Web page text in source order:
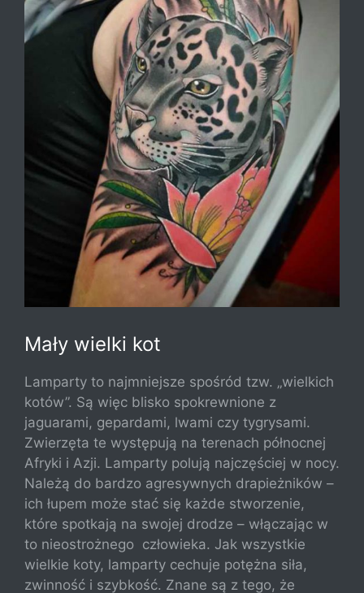
Mały wielki kot
Lamparty to najmniejsze spośród tzw. „wielkich
kotów”. Są więc blisko spokrewnione z
jaguarami, gepardami, lwami czy tygrysami.
Zwierzęta te występują na terenach północnej
Afryki i Azji. Lamparty polują najczęściej w nocy.
Należą do bardzo agresywnych drapieżników –
ich łupem może stać się każde stworzenie,
które spotkają na swojej drodze – włączając w
to nieostrożnego człowieka. Jak wszystkie
wielkie koty, lamparty cechuje potężna siła,
zwinność i szybkość. Znane są z tego, że